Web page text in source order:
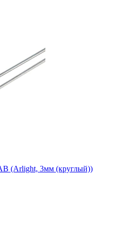
(Arlight, 3мм (круглый))